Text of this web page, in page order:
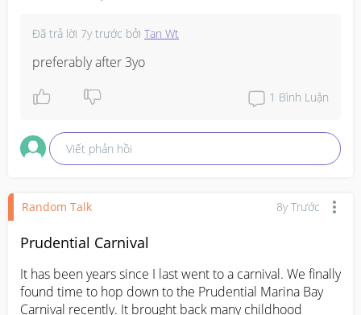
Đã trả lời 7y trước bởi Tan Wt
preferably after 3yo
1 Bình Luận
Viết phản hồi
Random Talk 8y Trước
Prudential Carnival
It has been years since I last went to a carnival. We finally
found time to hop down to the Prudential Marina Bay
Carnival recently. It brought back many childhood